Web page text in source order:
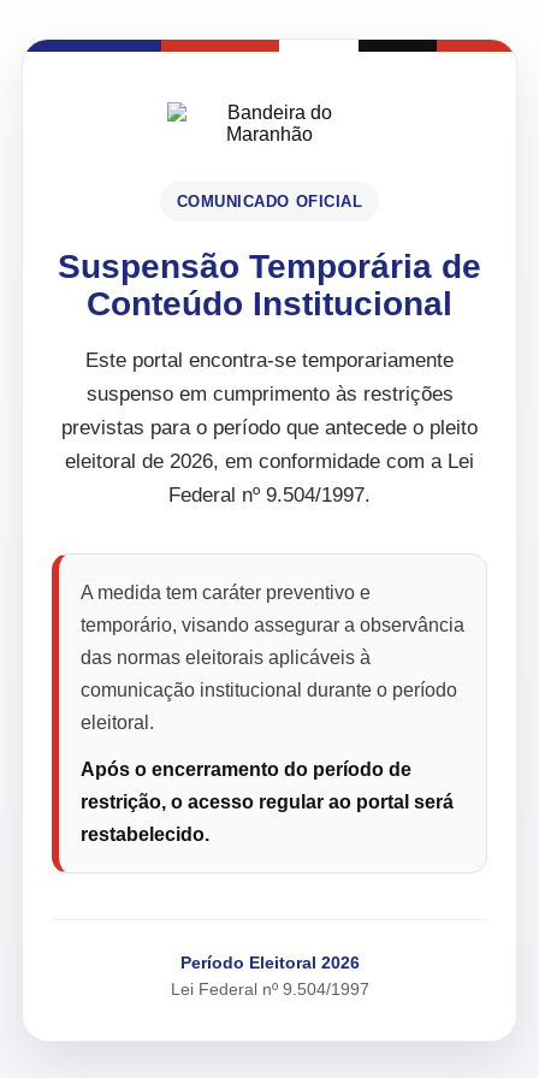
COMUNICADO OFICIAL
Suspensão Temporária de
Conteúdo Institucional
Este portal encontra-se temporariamente
suspenso em cumprimento às restrições
previstas para o período que antecede o pleito
eleitoral de 2026, em conformidade com a Lei
Federal nº 9.504/1997.
A medida tem caráter preventivo e
temporário, visando assegurar a observância
das normas eleitorais aplicáveis à
comunicação institucional durante o período
eleitoral.
Após o encerramento do período de
restrição, o acesso regular ao portal será
restabelecido.
Período Eleitoral 2026
Lei Federal nº 9.504/1997